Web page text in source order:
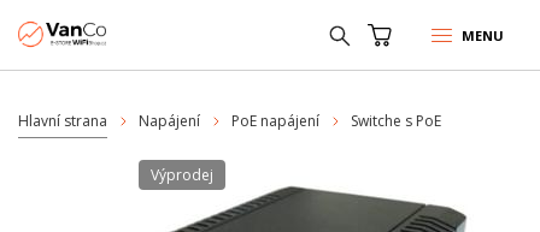
MENU
Hlavní strana Napájení PoE napájení Switche s PoE
Výprodej